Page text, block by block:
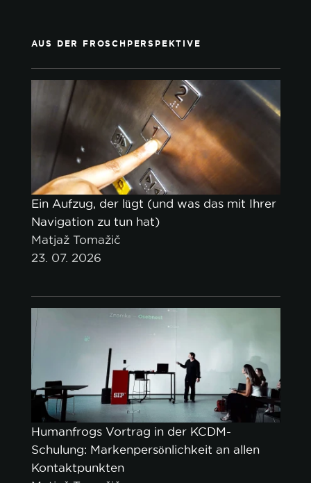
AUS DER FROSCHPERSPEKTIVE
Ein Aufzug, der lügt (und was das mit Ihrer
Navigation zu tun hat)
Matjaž Tomažič
23. 07. 2026
Humanfrogs Vortrag in der KCDM-
Schulung: Markenpersönlichkeit an allen
Kontaktpunkten